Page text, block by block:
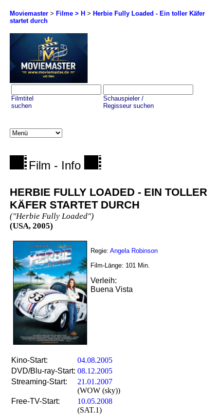
Moviemaster > Filme > H > Herbie Fully Loaded - Ein toller Käfer
startet durch
Filmtitel
suchen
Schauspieler /
Regisseur suchen
Film - Info
HERBIE FULLY LOADED - EIN TOLLER
KÄFER STARTET DURCH
("Herbie Fully Loaded")
(USA, 2005)
Regie: Angela Robinson
Film-Länge: 101 Min.
Verleih:
Buena Vista
Kino-Start:
04.08.2005
DVD/Blu-ray-Start: 08.12.2005
Streaming-Start:
21.01.2007
(WOW (sky))
Free-TV-Start:
10.05.2008
(SAT.1)